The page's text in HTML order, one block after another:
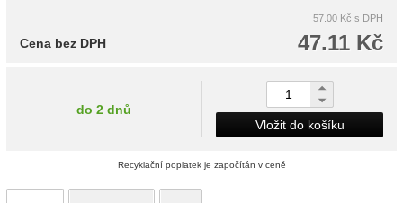
57.00 Kč s DPH
47.11 Kč
Cena bez DPH
do 2 dnů
Vložit do košíku
Recyklační poplatek je započítán v ceně